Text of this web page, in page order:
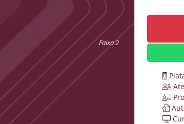
Faixa 2